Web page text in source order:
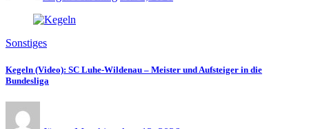
Sonstiges
Kegeln (Video): SC Luhe-Wildenau – Meister und Aufsteiger in die
Bundesliga